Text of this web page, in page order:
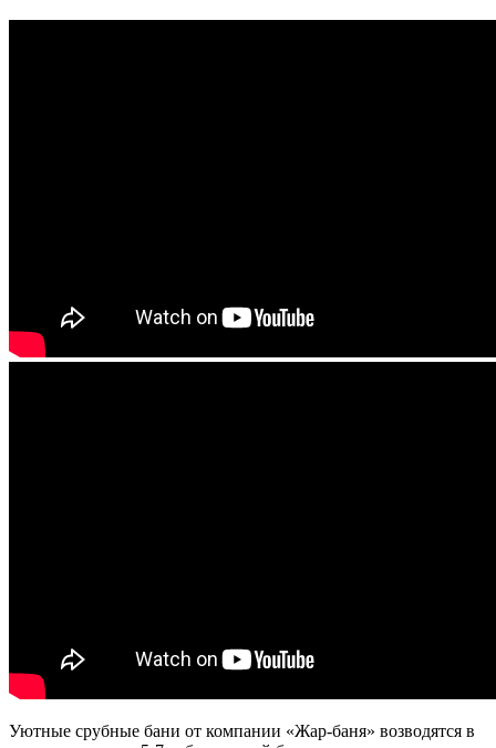
Уютные срубные бани от компании «Жар-баня» возводятся в